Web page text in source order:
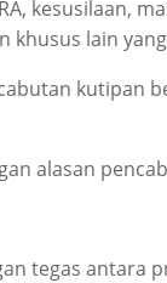
kesusilaan,
lain
kutipan
alasan
tegas antara